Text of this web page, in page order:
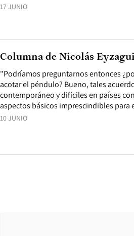
17 JUNIO
10 JUNIO
"Podríamos preguntarnos entonces
acotar el péndulo? Bueno, tales
contemporáneo y difíciles en países
aspectos básicos imprescindibles para
Columna de Nicolás